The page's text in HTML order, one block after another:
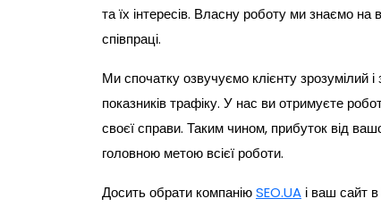
та їх інтересів. Власну роботу ми знаємо на
співпраці.
Ми спочатку озвучуємо клієнту зрозумілий
показників трафіку. У нас ви отримуєте
своєї справи. Таким чином, прибуток від
головною метою всієї роботи.
Досить обрати компаніюSEO.UA і ваш сайт